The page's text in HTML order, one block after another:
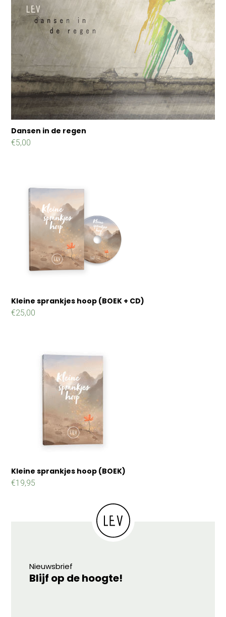
Dansen in de regen
€5,00
Kleine sprankjes hoop (BOEK + CD)
€25,00
Kleine sprankjes hoop (BOEK)
€19,95
Nieuwsbrief
Blijf op de hoogte!